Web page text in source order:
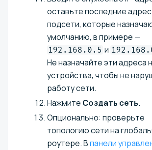
оставьте последние
подсети, которые
умолчанию, в примере —
192.168.0.5 и
Не назначайте эти адреса
устройства, чтобы не
работу сети.
Нажмите Создать сеть.
Опционально: проверьте
топологию сети на
роутере. Впанели